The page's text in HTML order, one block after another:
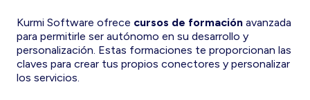
Kurmi Software ofrece cursos de formación avanzada
para permitirle ser autónomo en su desarrollo y
personalización. Estas formaciones te proporcionan las
claves para crear tus propios conectores y personalizar
los servicios.